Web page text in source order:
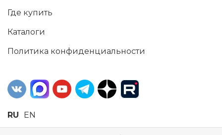
Где купить
Каталоги
Политика конфиденциальности
RU EN